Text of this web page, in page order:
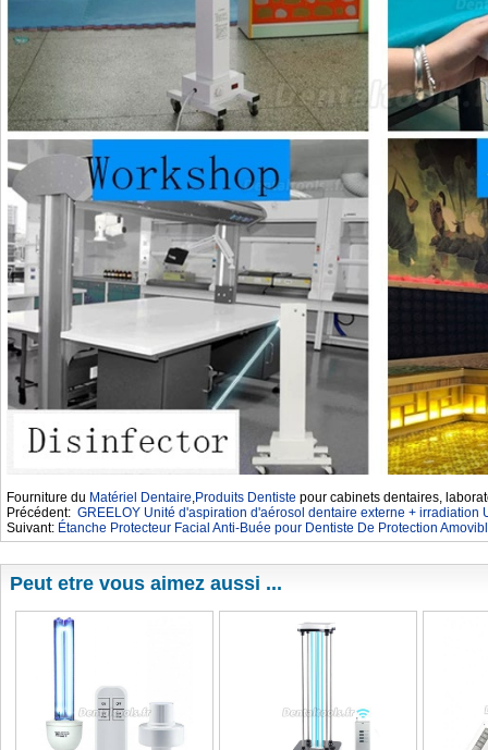
Fourniture du Matériel Dentaire,Produits Dentiste pour cabinets dentaires,
Précédent: GREELOY Unité d'aspiration d'aérosol dentaire externe + irradiation
Suivant: Étanche Protecteur Facial Anti-Buée pour Dentiste De Protection
Peut etre vous aimez aussi ...